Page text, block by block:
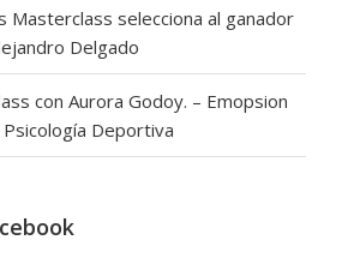
Masterclass selecciona al ganador
Delgado
con Aurora Godoy. – Emopsion
Deportiva